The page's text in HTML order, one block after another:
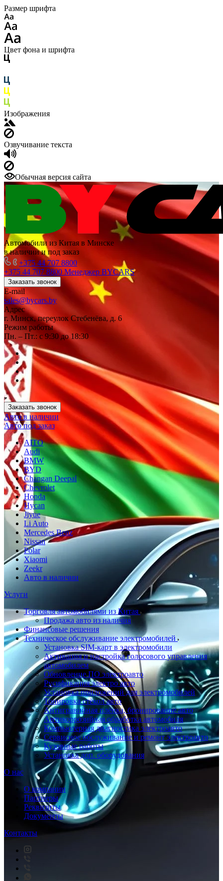
Размер шрифта
Цвет фона и шрифта
Изображения
Озвучивание текста
Обычная версия сайта
Автомобили из Китая в Минске
в наличии и под заказ
+375 44 707 8800
+375 44 707 8800 Менеджер BYCARS
Заказать звонок
E-mail
sales@bycars.by
Адрес
г. Минск, переулок Стебенёва, д. 6
Режим работы
Пн. – Пт.: с 9:30 до 18:30
Заказать звонок
Авто в наличии
Авто под заказ
AITO
Audi
BMW
BYD
Changan Deepal
Chevrolet
Honda
Hycan
Jiyue
Li Auto
Mercedes Benz
Nissan
Polar
Xiaomi
Zeekr
Авто в наличии
Услуги
Торговля автомобилями из Китая
Продажа авто из наличия
Финансовые решения
Техническое обслуживание электромобилей
Установка SIM-карт в электромобили
Активация и настройка голосового управления
автомобилем
Обновление ПО электроавто
Русификация электро авто
Установка приложений для электромобилей
Тонировка стёкол авто
Антигравийная плёнка, бронирование авто
Антикоррозийная обработка автомобиля
Компьютерная диагностика электроавто
Сервисное обслуживание и ремонт электроавто
Кузовные работы
Установка доп. оборудования
О нас
О компании
Партнеры
Реквизиты
Документы
Контакты